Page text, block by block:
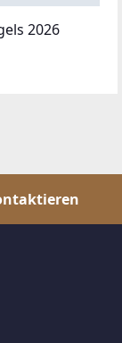
2026